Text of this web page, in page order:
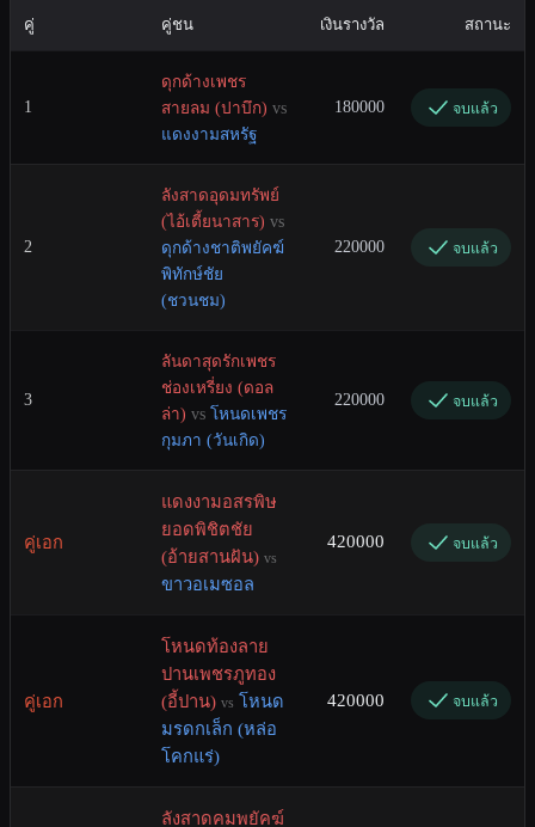
คู่ คู่ชน เงินรางวัล สถานะ
1
ดุกด้างเพชร
สายลม (ปาบึก) vs
แดงงามสหรัฐ
180000 จบแล้ว
2
ลังสาดอุดมทรัพย์
(ไอ้เตี้ยนาสาร) vs
ดุกด้างชาติพยัคฆ์
พิทักษ์ชัย
(ชวนชม)
220000 จบแล้ว
3
ลันดาสุดรักเพชร
ช่องเหรี่ยง (ดอล
ล่า) vs โหนดเพชร
กุมภา (วันเกิด)
220000 จบแล้ว
คู่เอก
แดงงามอสรพิษ
ยอดพิชิตชัย
(อ้ายสานฝัน) vs
ขาวอเมซอล
420000 จบแล้ว
คู่เอก
โหนดท้องลาย
ปานเพชรภูทอง
(อี้ปาน) vs โหนด
มรดกเล็ก (หล่อ
โคกแร่)
420000 จบแล้ว
ลังสาดคมพยัคฆ์